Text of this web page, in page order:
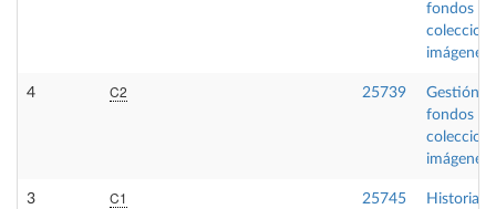
fondos y
imágenes
4 C2 25739
Gestión
fondos y
imágenes
3 C1 25745
Historia